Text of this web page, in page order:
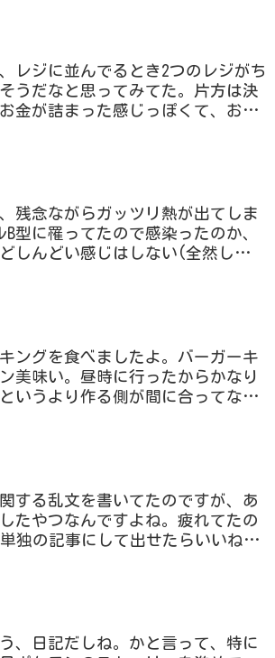
レジに並んでるとき2つのレジがち
うだなと思ってみてた。片方は決
金が詰まった感じっぽくて、おそ
残念ながらガッツリ熱が出てしま
型に罹ってたので感染ったのか、
しんどい感じはしない(全然しんど
ングを食べましたよ。バーガーキ
美味い。昼時に行ったからかなり
いうより作る側が間に合ってなさ
する乱文を書いてたのですが、あ
たやつなんですよね。疲れてたの
独の記事にして出せたらいいね。
、日記だしね。かと言って、特に